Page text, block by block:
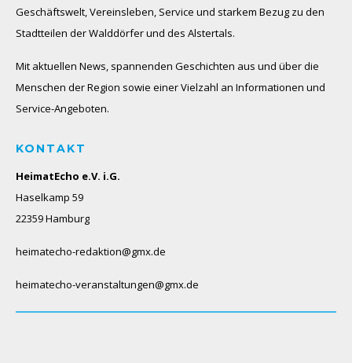
Geschäftswelt, Vereinsleben, Service und starkem Bezug zu den
Stadtteilen der Walddörfer und des Alstertals.
Mit aktuellen News, spannenden Geschichten aus und über die
Menschen der Region sowie einer Vielzahl an Informationen und
Service-Angeboten.
KONTAKT
HeimatEcho e.V. i.G.
Haselkamp 59
22359 Hamburg
heimatecho-redaktion@gmx.de
heimatecho-veranstaltungen@gmx.de